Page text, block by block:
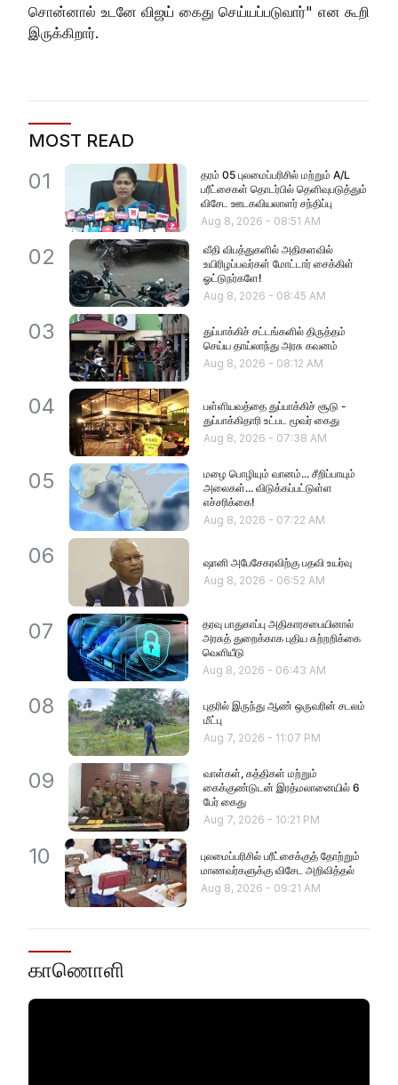
சொன்னால் உடனே விஜய் கைது செய்யப்படுவார்" என கூறி
இருக்கிறார்.
MOST READ
01
தரம் 05 புலமைப்பரிசில் மற்றும் A/L
பரீட்சைகள் தொடர்பில் தெளிவுபடுத்தும்
விசேட ஊடகவியலாளர் சந்திப்பு
Aug 8, 2026 - 08:51 AM
02
வீதி விபத்துகளில் அதிகளவில்
உயிரிழப்பவர்கள் மோட்டார் சைக்கிள்
ஓட்டுநர்களே!
Aug 8, 2026 - 08:45 AM
03
துப்பாக்கிச் சட்டங்களில் திருத்தம்
செய்ய தாய்லாந்து அரசு கவனம்
Aug 8, 2026 - 08:12 AM
04
பள்ளியவத்தை துப்பாக்கிச் சூடு -
துப்பாக்கிதாரி உட்பட மூவர் கைது
Aug 8, 2026 - 07:38 AM
05
மழை பொழியும் வானம்... சீறிப்பாயும்
அலைகள்... விடுக்கப்பட்டுள்ள
எச்சரிக்கை!
Aug 8, 2026 - 07:22 AM
06
ஷானி அபேசேகரவிற்கு பதவி உயர்வு
Aug 8, 2026 - 06:52 AM
07
தரவு பாதுகாப்பு அதிகாரசபையினால்
அரசுத் துறைக்காக புதிய சுற்றறிக்கை
வெளியீடு
Aug 8, 2026 - 06:43 AM
08
புதரில் இருந்து ஆண் ஒருவரின் சடலம்
மீட்பு
Aug 7, 2026 - 11:07 PM
09
வாள்கள், கத்திகள் மற்றும்
கைக்குண்டுடன் இரத்மலானையில் 6
பேர் கைது
Aug 7, 2026 - 10:21 PM
10
புலமைப்பரிசில் பரீட்சைக்குத் தோற்றும்
மாணவர்களுக்கு விசேட அறிவித்தல்
Aug 8, 2026 - 09:21 AM
காணொளி